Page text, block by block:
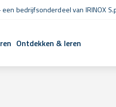
bedrijfsonderdeel van IRINOX
Ontdekken & leren